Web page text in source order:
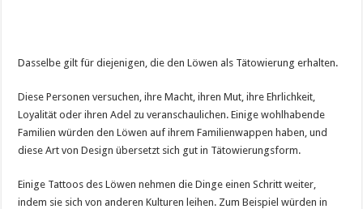
Dasselbe gilt für diejenigen, die den Löwen als Tätowierung erhalten.
Diese Personen versuchen, ihre Macht, ihren Mut, ihre Ehrlichkeit,
Loyalität oder ihren Adel zu veranschaulichen. Einige wohlhabende
Familien würden den Löwen auf ihrem Familienwappen haben, und
diese Art von Design übersetzt sich gut in Tätowierungsform.
Einige Tattoos des Löwen nehmen die Dinge einen Schritt weiter,
indem sie sich von anderen Kulturen leihen. Zum Beispiel würden in